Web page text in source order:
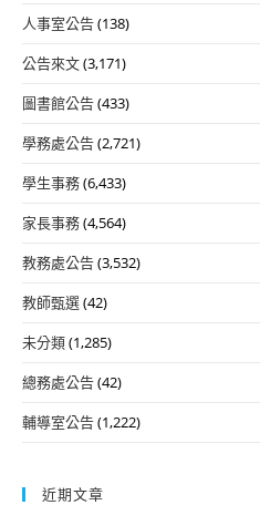
人事室公告(138)
公告來文(3,171)
圖書館公告(433)
學務處公告(2,721)
學生事務(6,433)
家長事務(4,564)
教務處公告(3,532)
教師甄選(42)
未分類(1,285)
總務處公告(42)
輔導室公告(1,222)
近期文章